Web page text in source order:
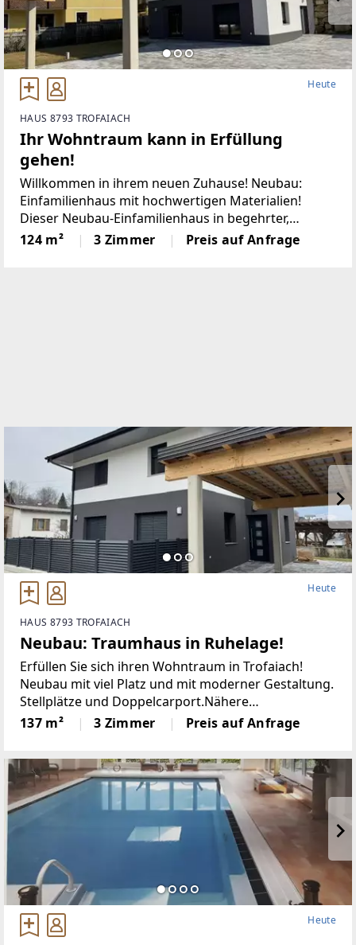
Heute
HAUS 8793 TROFAIACH
Ihr Wohntraum kann in Erfüllung
gehen!
Willkommen in ihrem neuen Zuhause! Neubau:
Einfamilienhaus mit hochwertigen Materialien!
Dieser Neubau-Einfamilienhaus in begehrter,
sonniger Ruhelage von Trofaiach vereint
hochwertige Bauweise, zeitloses Design und
124 m² 3 Zimmer Preis auf Anfrage
Heute
HAUS 8793 TROFAIACH
Neubau: Traumhaus in Ruhelage!
Erfüllen Sie sich ihren Wohntraum in Trofaiach!
Neubau mit viel Platz und mit moderner Gestaltung.
Stellplätze und Doppelcarport.Nähere
Informationen und eine Besichtigung erhalten Sie
gerne bei Herrn Meinrad König unter 0664 - 17
137 m² 3 Zimmer Preis auf Anfrage
Heute